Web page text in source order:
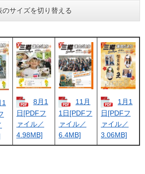
のサイズを切り替える
8月1
日[PDFフ
ァイル／
4.98MB]
11月
1日[PDFフ
ァイル／
6.4MB]
1月1
日[PDFフ
ァイル／
3.06MB]